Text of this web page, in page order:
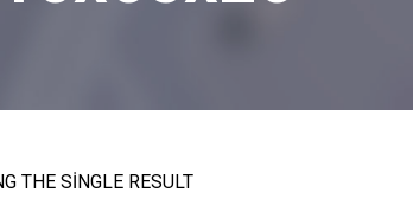
THE SINGLE RESULT